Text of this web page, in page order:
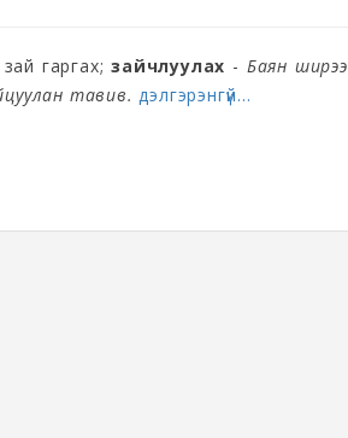
гаргах;зайчлуулах - Баян
тавив. дэлгэрэнгүй...